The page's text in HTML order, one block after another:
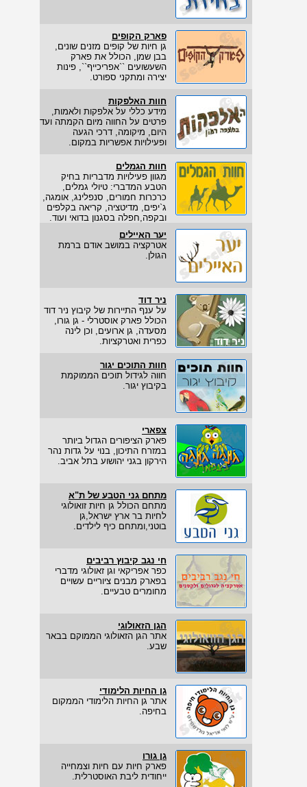
פארק הקופים
גן חיות של קופים מזנים שונים,
בבן שמן, הכולל את פארק
השעשועים ``אפריכייף``, פינות
יצירה ומתקני ספורט.
חוות האלפקות
מידע כללי על אלפקות ולאמות,
פרטים על החווה מיום הקמתה ועד
היום, מיקומה, דרכי הגעה
ופעילויות אפשריות במקום.
חוות הגמלים
מגוון פעילויות מדבריות בחיק
הטבע המדברי: טיולי גמלים,
כרכרות חמורים, סנפלינג, אומגה,
ג`יפים, מדיטציה, קריאה בקלפים
ובקפה,חפלה בסגנון בדואי ועוד.
יער האיילים
אטרקציה במושב אודם ברמת
הגולן.
ניר דוד
על ענף התיירות של קיבוץ ניר דוד
הכולל פארק אוסטרלי - גן גורו,
מסעדה, גן ארועים, וכן לינה
כפרית ואטרקציות.
חוות התוכים יגור
חווה לגידול תוכים הממוקמת
בקיבוץ יגור.
צפארי
פארק הציפורים הגדול ביותר
במזרח התיכון, בנוי על גדות נהר
הירקון בגני יהושוע בתל אביב.
מתחם גני הטבע של ת"א
מתחם הכולל גן חיות זואולוגי
לחיות בר ארץ ישראל,גן
בוטני,ומתחם כיף לילדים.
חי נגב קיבוץ רביבים
כפר אפריקאי וגן זאולוגי מדברי
בפארק מבנים ציוריים עשויים
מחומרים טבעיים.
הגן הזאולוגי
אתר הגן הזאולוגי הממוקם בבאר
שבע.
גן החיות הלימודי
אתר גן החיות הלימודי הממקום
בחיפה.
גן גורו
פארק חיות עם חיות וצמחייה
ייחודית ליבת האוסטרלית.